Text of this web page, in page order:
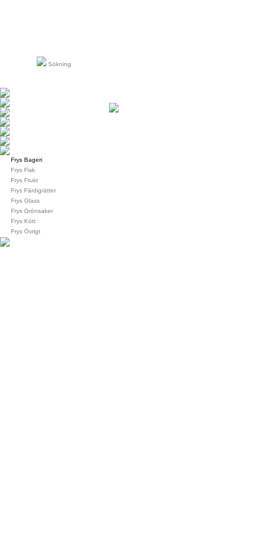
Sökning
Frys Bageri
Frys Fisk
Frys Frukt
Frys Färdigrätter
Frys Glass
Frys Grönsaker
Frys Kött
Frys Övrigt